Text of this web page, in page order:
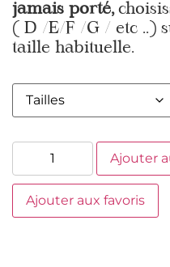
jamais porté,
( D /E/F /G / etc ..)
taille habituelle.
Ajouter
Ajouter aux favoris